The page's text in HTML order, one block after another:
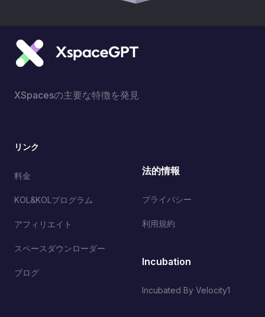
XSpacesの主要な特徴を発見
リンク
料金
KOL&KOLプログラム
アフィリエイト
スペースダウンローダー
ブログ
法的情報
プライバシー
利用規約
Incubation
Incubated By Velocity1